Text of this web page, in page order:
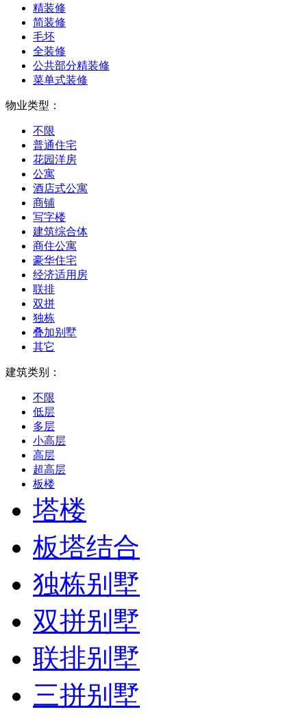
精装修
简装修
毛坯
全装修
公共部分精装修
菜单式装修
物业类型：
不限
普通住宅
花园洋房
公寓
酒店式公寓
商铺
写字楼
建筑综合体
商住公寓
豪华住宅
经济适用房
联排
双拼
独栋
叠加别墅
其它
建筑类别：
不限
低层
多层
小高层
高层
超高层
板楼
塔楼
板塔结合
独栋别墅
双拼别墅
联排别墅
三拼别墅